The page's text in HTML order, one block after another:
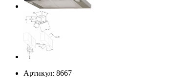
Артикул: 8667